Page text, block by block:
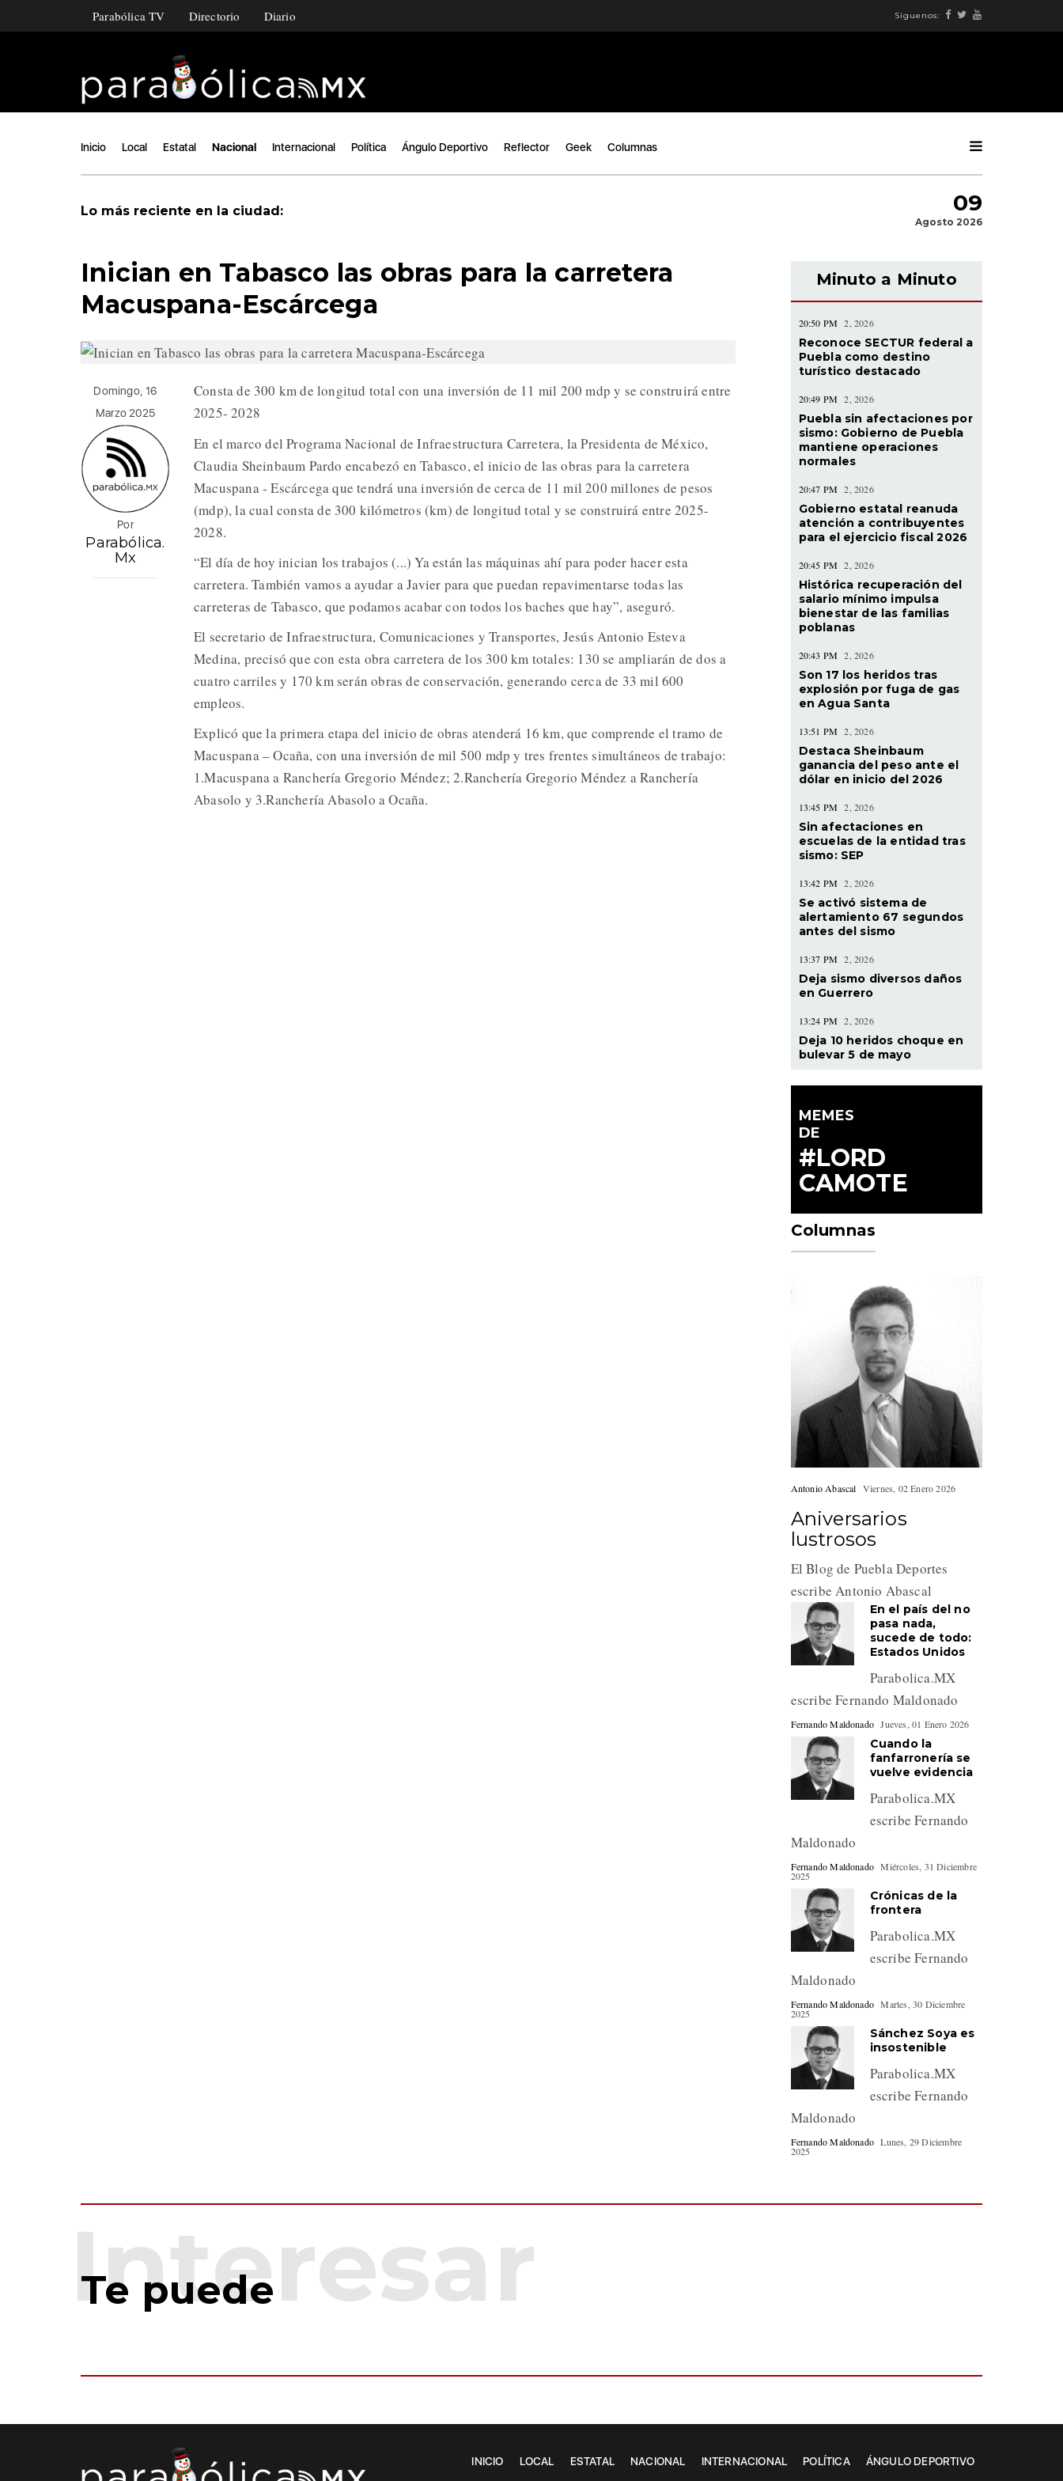
Parabólica TV Directorio Diario Síguenos:
Inicio Local Estatal Nacional Internacional Política Ángulo Deportivo Reflector Geek Columnas
Lo más reciente en la ciudad: 09
Agosto 2026
Inician en Tabasco las obras para la carretera
Macuspana-Escárcega
Domingo, 16
Marzo 2025
Por
Parabólica.
Mx
Consta de 300 km de longitud total con una inversión de 11 mil 200 mdp y se construirá entre
2025- 2028
En el marco del Programa Nacional de Infraestructura Carretera, la Presidenta de México,
Claudia Sheinbaum Pardo encabezó en Tabasco, el inicio de las obras para la carretera
Macuspana - Escárcega que tendrá una inversión de cerca de 11 mil 200 millones de pesos
(mdp), la cual consta de 300 kilómetros (km) de longitud total y se construirá entre 2025-
2028.
“El día de hoy inician los trabajos (...) Ya están las máquinas ahí para poder hacer esta
carretera. También vamos a ayudar a Javier para que puedan repavimentarse todas las
carreteras de Tabasco, que podamos acabar con todos los baches que hay”, aseguró.
El secretario de Infraestructura, Comunicaciones y Transportes, Jesús Antonio Esteva
Medina, precisó que con esta obra carretera de los 300 km totales: 130 se ampliarán de dos a
cuatro carriles y 170 km serán obras de conservación, generando cerca de 33 mil 600
empleos.
Explicó que la primera etapa del inicio de obras atenderá 16 km, que comprende el tramo de
Macuspana – Ocaña, con una inversión de mil 500 mdp y tres frentes simultáneos de trabajo:
1.Macuspana a Ranchería Gregorio Méndez; 2.Ranchería Gregorio Méndez a Ranchería
Abasolo y 3.Ranchería Abasolo a Ocaña.
Minuto a Minuto
20:50 PM 2, 2026
Reconoce SECTUR federal a
Puebla como destino
turístico destacado
20:49 PM 2, 2026
Puebla sin afectaciones por
sismo: Gobierno de Puebla
mantiene operaciones
normales
20:47 PM 2, 2026
Gobierno estatal reanuda
atención a contribuyentes
para el ejercicio fiscal 2026
20:45 PM 2, 2026
Histórica recuperación del
salario mínimo impulsa
bienestar de las familias
poblanas
20:43 PM 2, 2026
Son 17 los heridos tras
explosión por fuga de gas
en Agua Santa
13:51 PM 2, 2026
Destaca Sheinbaum
ganancia del peso ante el
dólar en inicio del 2026
13:45 PM 2, 2026
Sin afectaciones en
escuelas de la entidad tras
sismo: SEP
13:42 PM 2, 2026
Se activó sistema de
alertamiento 67 segundos
antes del sismo
13:37 PM 2, 2026
Deja sismo diversos daños
en Guerrero
13:24 PM 2, 2026
Deja 10 heridos choque en
bulevar 5 de mayo
MEMES
DE
#LORD
CAMOTE
Columnas
Antonio Abascal Viernes, 02 Enero 2026
Aniversarios
lustrosos
El Blog de Puebla Deportes
escribe Antonio Abascal
En el país del no
pasa nada,
sucede de todo:
Estados Unidos
Parabolica.MX
escribe Fernando Maldonado
Fernando Maldonado Jueves, 01 Enero 2026
Cuando la
fanfarronería se
vuelve evidencia
Parabolica.MX
escribe Fernando
Maldonado
Fernando Maldonado Miércoles, 31 Diciembre
2025
Crónicas de la
frontera
Parabolica.MX
escribe Fernando
Maldonado
Fernando Maldonado Martes, 30 Diciembre
2025
Sánchez Soya es
insostenible
Parabolica.MX
escribe Fernando
Maldonado
Fernando Maldonado Lunes, 29 Diciembre
2025
Te puede
INICIO LOCAL ESTATAL NACIONAL INTERNACIONAL POLÍTICA ÁNGULO DEPORTIVO